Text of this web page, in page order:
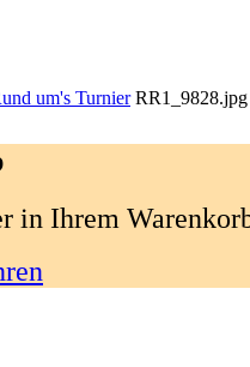
um's Turnier RR1_9828.jpg
in Ihrem